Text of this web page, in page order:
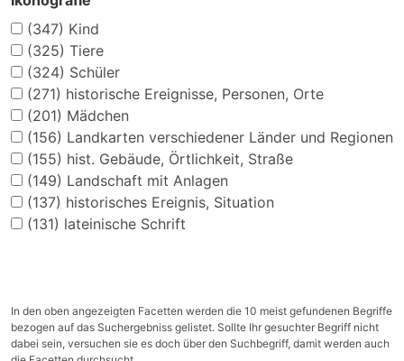
(347) Kind
(325) Tiere
(324) Schüler
(271) historische Ereignisse, Personen, Orte
(201) Mädchen
(156) Landkarten verschiedener Länder und Regionen
(155) hist. Gebäude, Örtlichkeit, Straße
(149) Landschaft mit Anlagen
(137) historisches Ereignis, Situation
(131) lateinische Schrift
In den oben angezeigten Facetten werden die 10 meist gefundenen Begriffe
bezogen auf das Suchergebniss gelistet. Sollte Ihr gesuchter Begriff nicht
dabei sein, versuchen sie es doch über den Suchbegriff, damit werden auch